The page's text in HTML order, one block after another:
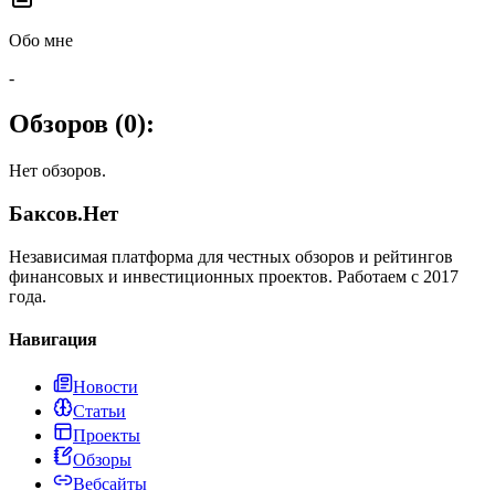
Обо мне
-
Обзоров (0):
Нет обзоров.
Баксов.Нет
Независимая платформа для честных обзоров и рейтингов
финансовых и инвестиционных проектов. Работаем с 2017
года.
Навигация
Новости
Статьи
Проекты
Обзоры
Вебсайты